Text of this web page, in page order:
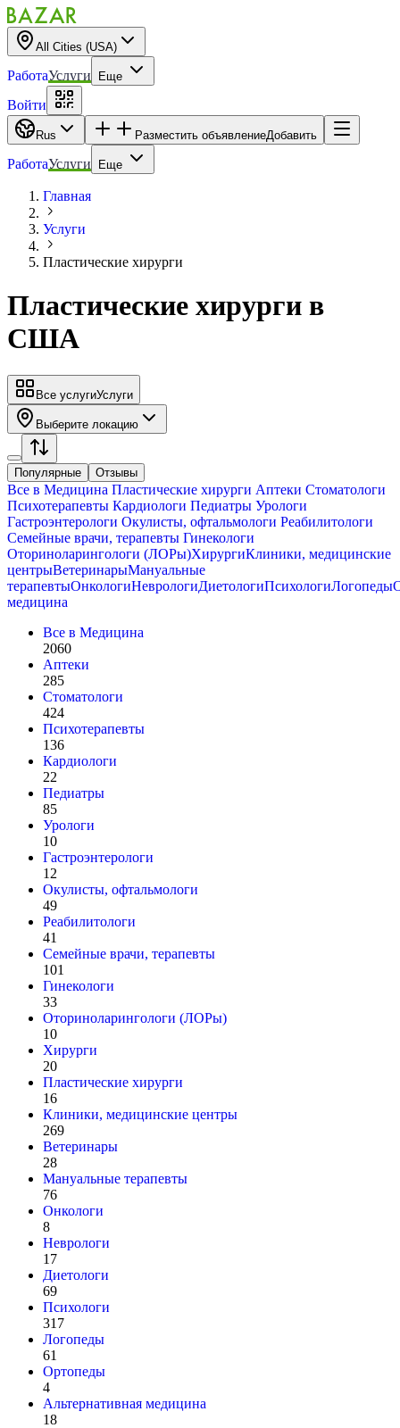
All Cities (USA)
РаботаУслуги Еще
Войти
Rus Разместить объявлениеДобавить
РаботаУслуги Еще
Главная
Услуги
Пластические хирурги
Пластические хирурги в
США
Все услугиУслуги
Выберите локацию
Популярные Отзывы
Все в Медицина Пластические хирурги Аптеки Стоматологи
Психотерапевты Кардиологи Педиатры Урологи
Гастроэнтерологи Окулисты, офтальмологи Реабилитологи
Семейные врачи, терапевты Гинекологи
Оториноларингологи (ЛОРы)ХирургиКлиники, медицинские
центрыВетеринарыМануальные
терапевтыОнкологиНеврологиДиетологиПсихологиЛогопеды
медицина
Все в Медицина
2060
Аптеки
285
Стоматологи
424
Психотерапевты
136
Кардиологи
22
Педиатры
85
Урологи
10
Гастроэнтерологи
12
Окулисты, офтальмологи
49
Реабилитологи
41
Семейные врачи, терапевты
101
Гинекологи
33
Оториноларингологи (ЛОРы)
10
Хирурги
20
Пластические хирурги
16
Клиники, медицинские центры
269
Ветеринары
28
Мануальные терапевты
76
Онкологи
8
Неврологи
17
Диетологи
69
Психологи
317
Логопеды
61
Ортопеды
4
Альтернативная медицина
18